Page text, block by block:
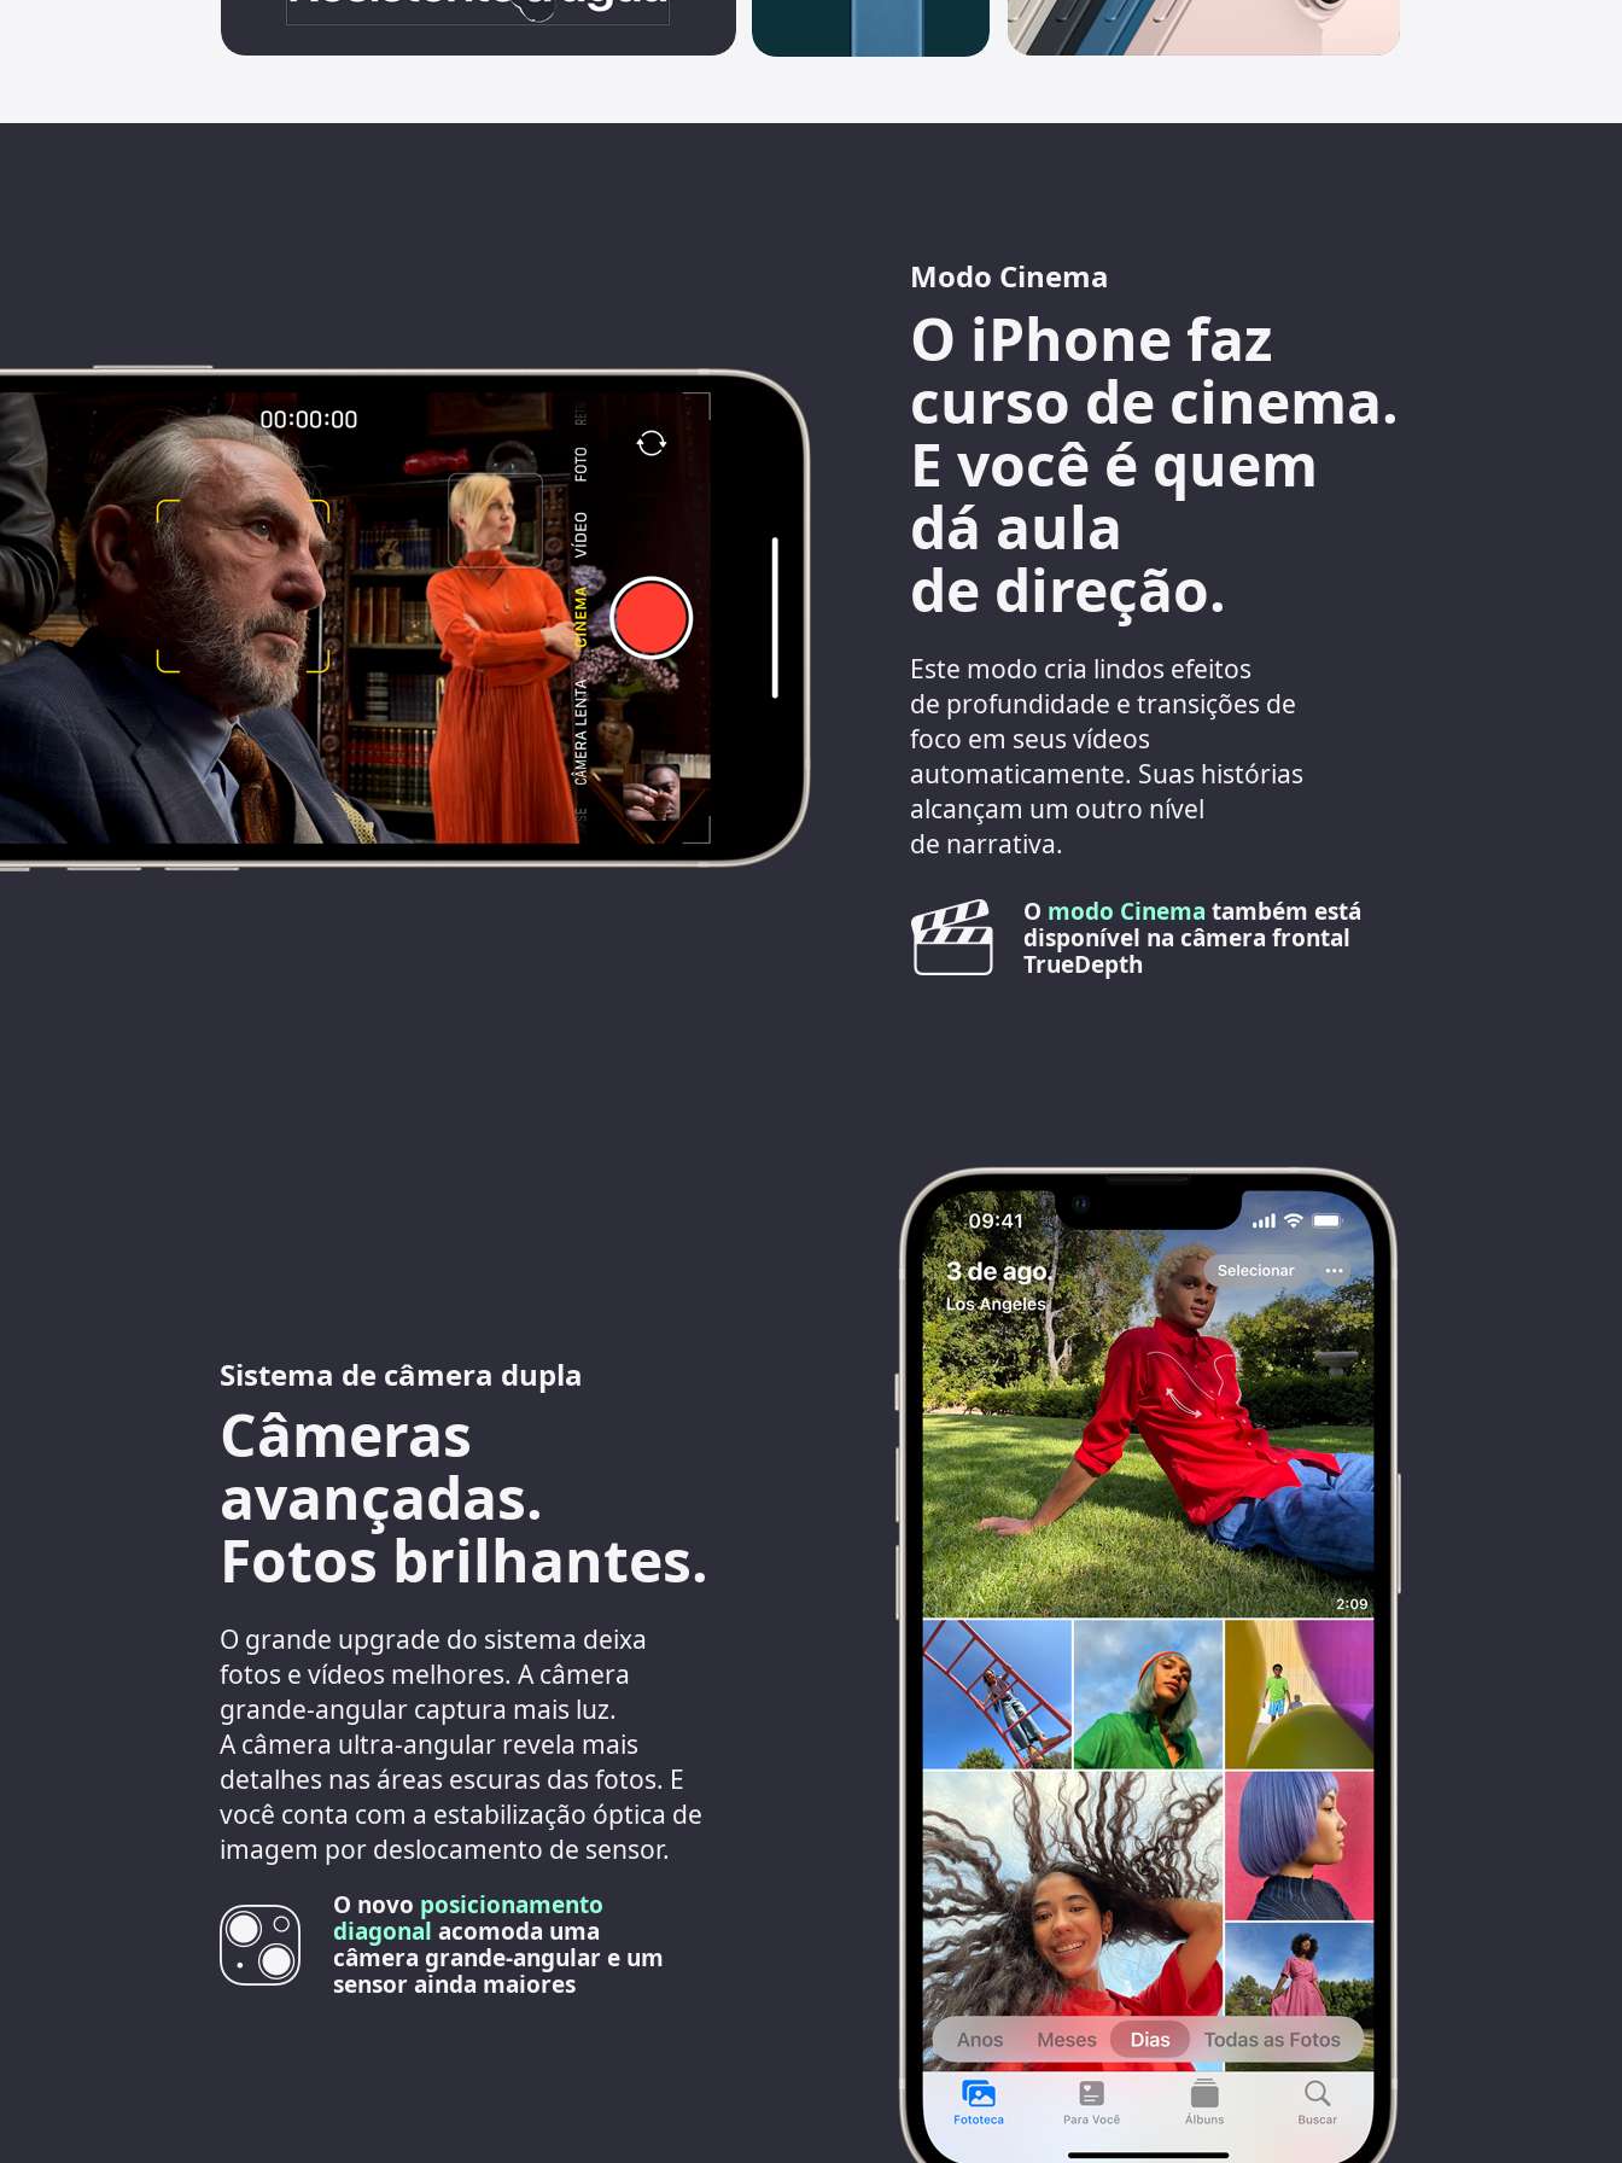
Modo Cinema
O iPhone faz
curso de cinema.
E você é quem
dá aula
de direção.
Este modo cria lindos efeitos
de profundidade e transições de
foco em seus vídeos
automaticamente. Suas histórias
alcançam um outro nível
de narrativa.
O modo Cinema também está
disponível na câmera frontal
TrueDepth
Sistema de câmera dupla
Câmeras
avançadas.
Fotos brilhantes.
O grande upgrade do sistema deixa
fotos e vídeos melhores. A câmera
grande-angular captura mais luz.
A câmera ultra-angular revela mais
detalhes nas áreas escuras das fotos. E
você conta com a estabilização óptica de
imagem por deslocamento de sensor.
O novo posicionamento
diagonalacomoda uma
câmera grande‑angular e um
sensor ainda maiores